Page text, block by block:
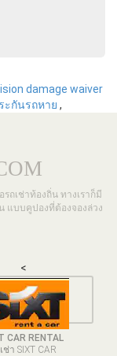
damage waiver
ะกันรถหาย ,
ถเช่าท้องถิ่น ทางเราก็มี
แบบคูปองที่ต้องจองล่วง
<
CAR RENTAL
ช่า SIXT CAR